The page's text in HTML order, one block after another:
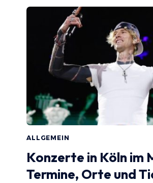
ALLGEMEIN
Konzerte in Köln im
Termine, Orte und